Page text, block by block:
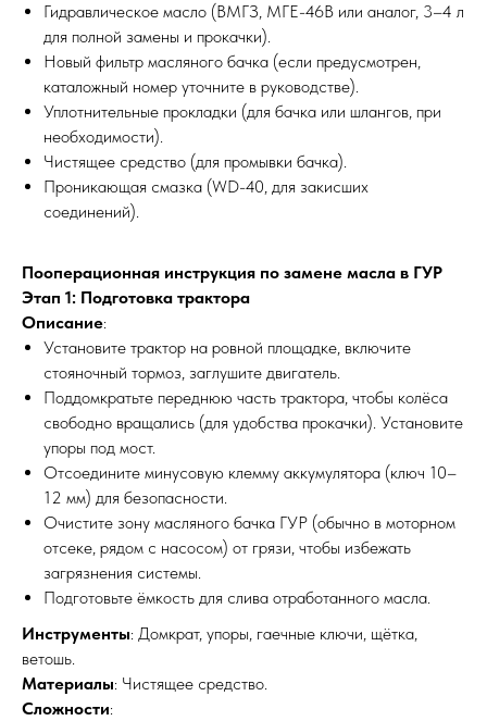
Гидравлическое масло (ВМГЗ, МГЕ-46В или аналог, 3–4 л
для полной замены и прокачки).
Новый фильтр масляного бачка (если предусмотрен,
каталожный номер уточните в руководстве).
Уплотнительные прокладки (для бачка или шлангов, при
необходимости).
Чистящее средство (для промывки бачка).
Проникающая смазка (WD-40, для закисших
соединений).
Пооперационная инструкция по замене масла в ГУР
Этап 1: Подготовка трактора
Описание:
Установите трактор на ровной площадке, включите
стояночный тормоз, заглушите двигатель.
Поддомкратьте переднюю часть трактора, чтобы колёса
свободно вращались (для удобства прокачки). Установите
упоры под мост.
Отсоедините минусовую клемму аккумулятора (ключ 10–
12 мм) для безопасности.
Очистите зону масляного бачка ГУР (обычно в моторном
отсеке, рядом с насосом) от грязи, чтобы избежать
загрязнения системы.
Подготовьте ёмкость для слива отработанного масла.
Инструменты: Домкрат, упоры, гаечные ключи, щётка,
ветошь.
Материалы: Чистящее средство.
Сложности: